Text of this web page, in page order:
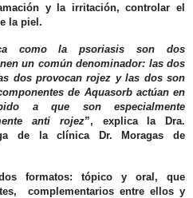
y la irritación, controlar el
la piel.
como la psoriasis son dos
un común denominador: las dos
dos provocan rojez y las dos son
de Aquasorb actúan en
a que son especialmente
anti rojez”, explica la
Dra.
de la clínica Dr. Moragas de
formatos: tópico y oral, que
complementarios entre ellos y